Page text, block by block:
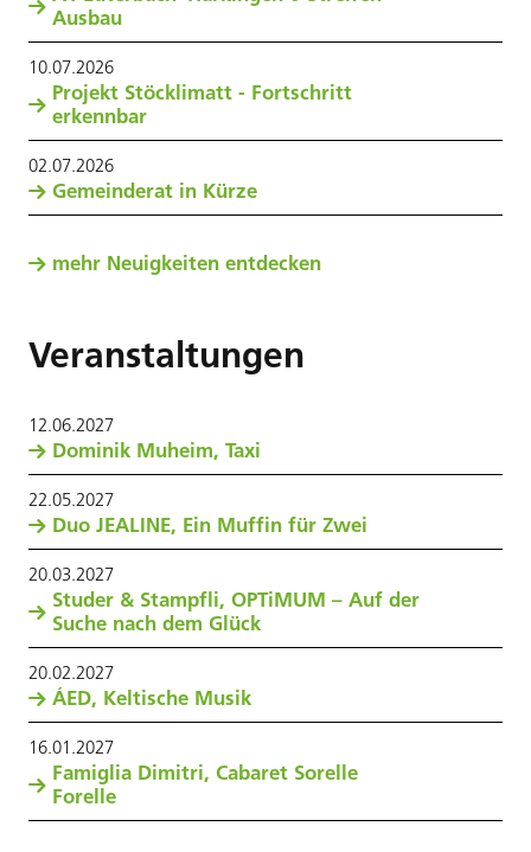
Ausbau
10.07.2026
Projekt Stöcklimatt - Fortschritt
erkennbar
02.07.2026
Gemeinderat in Kürze
mehr Neuigkeiten entdecken
Veranstaltungen
12.06.2027
Dominik Muheim, Taxi
22.05.2027
Duo JEALINE, Ein Muffin für Zwei
20.03.2027
Studer & Stampfli, OPTiMUM – Auf der
Suche nach dem Glück
20.02.2027
ÁED, Keltische Musik
16.01.2027
Famiglia Dimitri, Cabaret Sorelle
Forelle